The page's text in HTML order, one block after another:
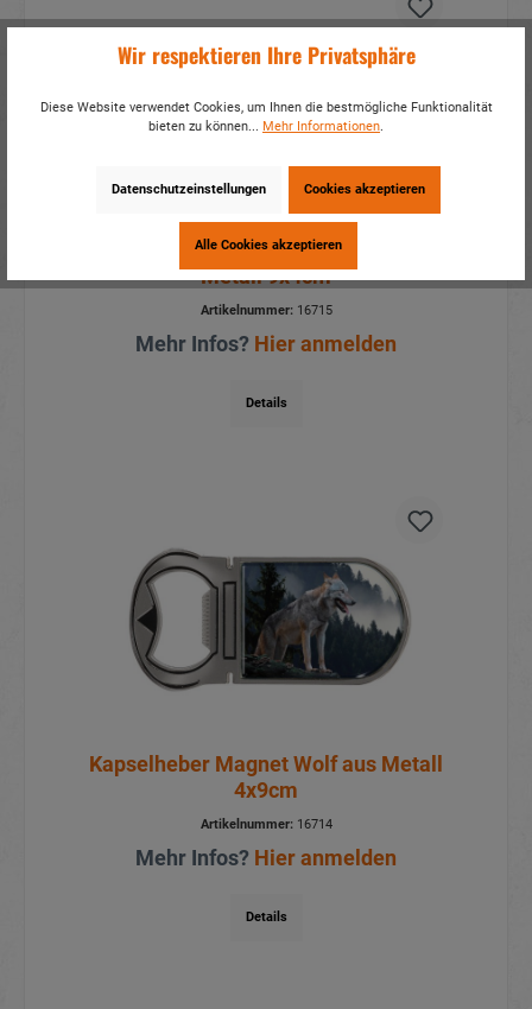
Kapselheber Magnet Wolfsrudel aus
Metall 9x4cm
Artikelnummer:16715
Mehr Infos? Hier anmelden
Details
Kapselheber Magnet Wolf aus Metall
4x9cm
Artikelnummer:16714
Mehr Infos? Hier anmelden
Details
Wir respektieren Ihre Privatsphäre
Diese Website verwendet Cookies, um Ihnen die bestmögliche Funktionalität
bieten zu können... Mehr Informationen.
Datenschutzeinstellungen Cookies akzeptieren
Alle Cookies akzeptieren